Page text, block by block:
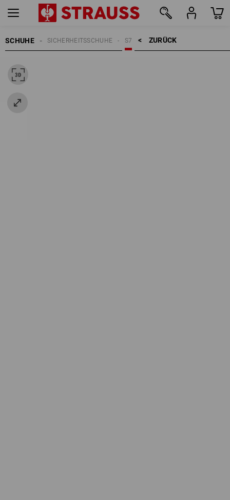
SCHUHE ZURÜCK    >
S7
SICHERHEITSSCHUHE